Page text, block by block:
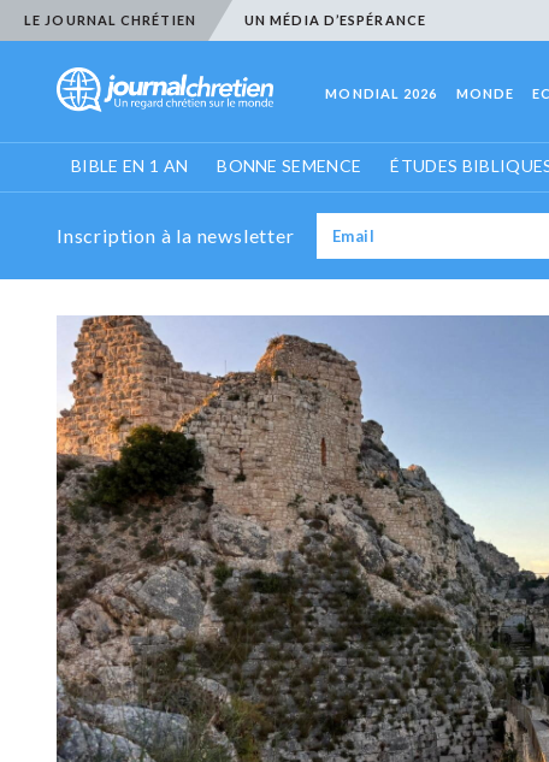
LE JOURNAL CHRÉTIEN UN MÉDIA D’ESPÉRANCE
MONDIAL 2026 MONDE
BIBLE EN 1 AN BONNE SEMENCE ÉTUDES
Inscription à la newsletter